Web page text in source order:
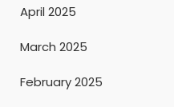
April 2025
March 2025
February 2025